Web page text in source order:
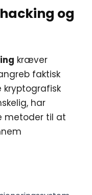
og
kræver
faktisk
kryptografisk
har
metoder til at